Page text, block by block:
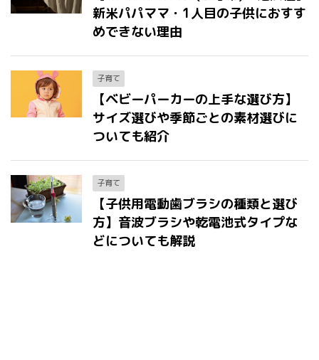
新米パパママ・1人目の子供におすす
めできない理由
子育て
【ベビーパーカーの上手な選び方】
サイズ選びや季節ごとの素材選びに
ついても紹介
子育て
【子供用電動歯ブラシの種類と選び
方】音波ブラシや乾電池式タイプな
どについても解説